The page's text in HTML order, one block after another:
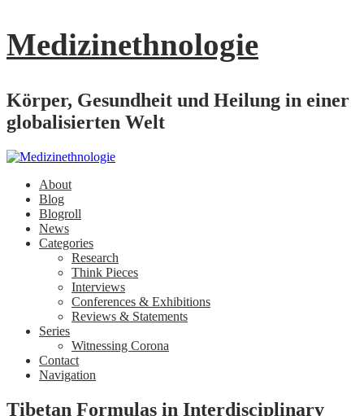
Medizinethnologie
Körper, Gesundheit und Heilung in einer
globalisierten Welt
About
Blog
Blogroll
News
Categories
Research
Think Pieces
Interviews
Conferences & Exhibitions
Reviews & Statements
Series
Witnessing Corona
Contact
Navigation
Tibetan Formulas in Interdisciplinary